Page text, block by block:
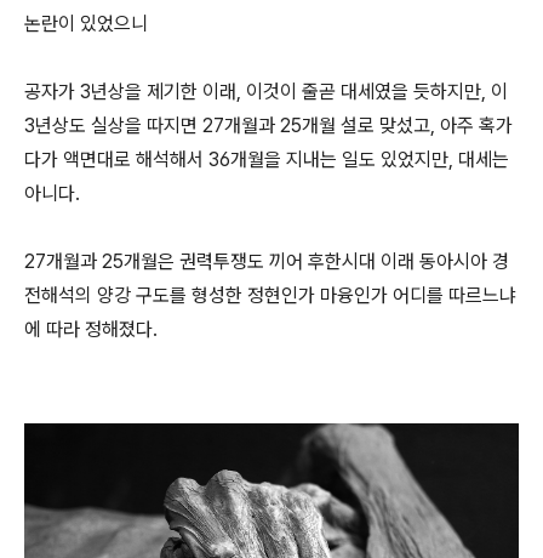
논란이 있었으니
공자가 3년상을 제기한 이래, 이것이 줄곧 대세였을 듯하지만, 이
3년상도 실상을 따지면 27개월과 25개월 설로 맞섰고, 아주 혹가
다가 액면대로 해석해서 36개월을 지내는 일도 있었지만, 대세는
아니다.
27개월과 25개월은 권력투쟁도 끼어 후한시대 이래 동아시아 경
전해석의 양강 구도를 형성한 정현인가 마융인가 어디를 따르느냐
에 따라 정해졌다.